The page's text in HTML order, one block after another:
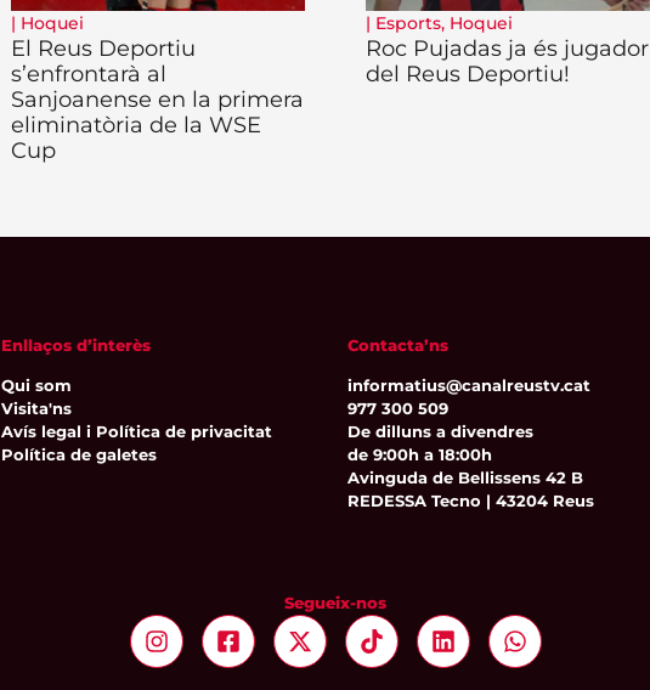
| Hoquei
El Reus Deportiu
s’enfrontarà al
Sanjoanense en la primera
eliminatòria de la WSE
Cup
| Esports, Hoquei
Roc Pujadas ja és jugador
del Reus Deportiu!
Enllaços d’interès
Qui som
Visita'ns
Avís legal i Política de privacitat
Política de galetes
Contacta’ns
informatius@canalreustv.cat
977 300 509
De dilluns a divendres
de 9:00h a 18:00h
Avinguda de Bellissens 42 B
REDESSA Tecno | 43204 Reus
Segueix-nos